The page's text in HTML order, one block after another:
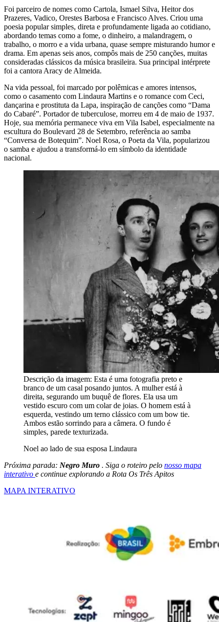
Foi parceiro de nomes como Cartola, Ismael Silva, Heitor dos
Prazeres, Vadico, Orestes Barbosa e Francisco Alves. Criou uma
poesia popular simples, direta e profundamente ligada ao cotidiano,
abordando temas como a fome, o dinheiro, a malandragem, o
trabalho, o morro e a vida urbana, quase sempre misturando humor e
drama. Em apenas seis anos, compôs mais de 250 canções, muitas
consideradas clássicos da música brasileira. Sua principal intérprete
foi a cantora Aracy de Almeida.
Na vida pessoal, foi marcado por polêmicas e amores intensos,
como o casamento com Lindaura Martins e o romance com Ceci,
dançarina e prostituta da Lapa, inspiração de canções como “Dama
do Cabaré”. Portador de tuberculose, morreu em 4 de maio de 1937.
Hoje, sua memória permanece viva em Vila Isabel, especialmente na
escultura do Boulevard 28 de Setembro, referência ao samba
“Conversa de Botequim”. Noel Rosa, o Poeta da Vila, popularizou
o samba e ajudou a transformá-lo em símbolo da identidade
nacional.
Descrição da imagem: Esta é uma fotografia preto e
branco de um casal posando juntos. A mulher está à
direita, segurando um buquê de flores. Ela usa um
vestido escuro com um colar de joias. O homem está à
esquerda, vestindo um terno clássico com um bow tie.
Ambos estão sorrindo para a câmera. O fundo é
simples, parede texturizada.
Noel ao lado de sua esposa Lindaura
Próxima parada: Negro Muro . Siga o roteiro pelo nosso mapa
interativo e continue explorando a Rota Os Três Apitos
MAPA INTERATIVO